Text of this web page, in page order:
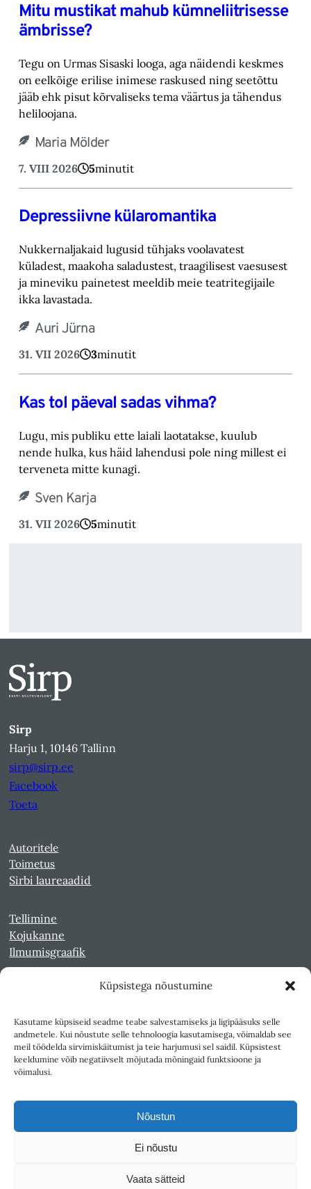
Küpsistega nõustumine
Kasutame küpsiseid seadme teabe salvestamiseks ja ligipääsuks selle
andmetele. Kui nõustute selle tehnoloogia kasutamisega, võimaldab see
meil töödelda sirvimiskäitumist ja teie harjumusi sel saidil. Küpsistest
keeldumine võib negatiivselt mõjutada mõningaid funktsioone ja
võimalusi.
Nõustun
Ei nõustu
Vaata sätteid
Mitu mustikat mahub kümneliitrisesse
ämbrisse?
Tegu on Urmas Sisaski looga, aga näidendi keskmes
on eelkõige erilise inimese raskused ning ‎seetõttu
jääb ehk pisut kõrvaliseks tema väärtus ja tähendus
heliloojana.‎
Maria Mölder
7. VIII 2026 5minutit
Depressiivne külaromantika
Nukkernaljakaid lugusid tühjaks voolavatest
küladest, maakoha saladustest, traagilisest vaesusest
ja mineviku painetest meeldib meie teatritegijaile
ikka lavastada.
Auri Jürna
31. VII 2026 3minutit
Kas tol päeval sadas vihma?
Lugu, mis publiku ette laiali laotatakse, kuulub
nende hulka, kus häid lahendusi pole ning millest ei
terveneta mitte kunagi.
Sven Karja
31. VII 2026 5minutit
Sirp
Harju 1, 10146 Tallinn
sirp@sirp.ee
Facebook
Toeta
Autoritele
Toimetus
Sirbi laureaadid
Tellimine
Kojukanne
Ilmumisgraafik
Kultuurileht 1994-1997
Reede 1989-1990
Sirp ja Vasar 1940-1989
Teksti- ja andmekaeve
Väljaandja SA Kultuurileht